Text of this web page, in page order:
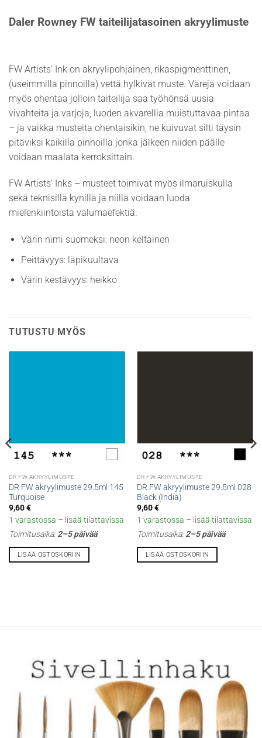
Daler Rowney FW taiteilijatasoinen akryylimuste
FW Artists’ Ink on akryylipohjainen, rikaspigmenttinen,
(useimmilla pinnoilla) vettä hylkivät muste. Värejä voidaan
myös ohentaa jolloin taiteilija saa työhönsä uusia
vivahteita ja varjoja, luoden akvarellia muistuttavaa pintaa
– ja vaikka musteita ohentaisikin, ne kuivuvat silti täysin
pitäviksi kaikilla pinnoilla jonka jälkeen niiden päälle
voidaan maalata kerroksittain.
FW Artists’ Inks – musteet toimivat myös ilmaruiskulla
sekä teknisillä kynillä ja niillä voidaan luoda
mielenkiintoista valumaefektiä.
Värin nimi suomeksi: neon keltainen
Peittävyys: läpikuultava
Värin kestävyys: heikko
TUTUSTU MYÖS
DR FW AKRYYLIMUSTE
DR FW akryylimuste 29.5ml 145
Turquoise
9,60€
1 varastossa – lisää tilattavissa
Toimitusaika:2–5 päivää
LISÄÄ OSTOSKORIIN
DR FW AKRYYLIMUSTE
DR FW akryylimuste 29.5ml 028
Black (India)
9,60€
1 varastossa – lisää tilattavissa
Toimitusaika:2–5 päivää
LISÄÄ OSTOSKORIIN